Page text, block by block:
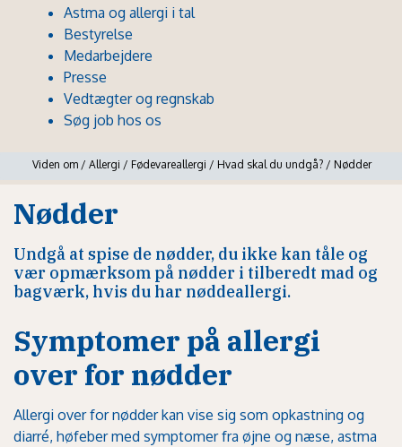
Astma og allergi i tal
Bestyrelse
Medarbejdere
Presse
Vedtægter og regnskab
Søg job hos os
Viden om / Allergi / Fødevareallergi / Hvad skal du undgå? / Nødder
Nødder
Undgå at spise de nødder, du ikke kan tåle og
vær opmærksom på nødder i tilberedt mad og
bagværk, hvis du har nøddeallergi.
Symptomer på allergi
over for nødder
Allergi over for nødder kan vise sig som opkastning og
diarré, høfeber med symptomer fra øjne og næse, astma